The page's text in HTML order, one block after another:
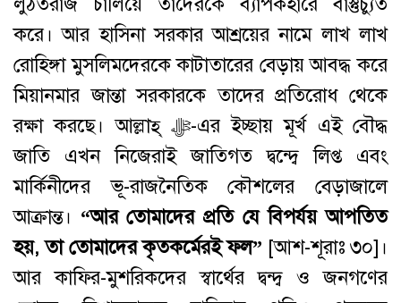
করে। আর হাসিনা সরকার আশ্রয়ের নামে লাখ লাখ
রোহিঙ্গা মুসলিমদেরকে কাটাতারের বেড়ায় আবদ্ধ করে
মিয়ানমার জান্তা সরকারকে তাদের প্রতিরোধ থেকে
রক্ষা করছে। আল্লাহ্‌ ﷻ-এর ইচ্ছায় মূর্খ এই বৌদ্ধ
জাতি এখন নিজেরাই জাতিগত দ্বন্দ্বে লিপ্ত এবং
মার্কিনীদের ভূ-রাজনৈতিক কৌশলের বেড়াজালে
আক্রান্ত। “আর তোমাদের প্রতি যে বিপর্যয় আপতিত
হয়,তা তোমাদের কৃতকর্মেরই ফল” [আশ-শূরাঃ ৩০]।
আর কাফির-মুশরিকদের স্বার্থের দ্বন্দ্ব ও জনগণের